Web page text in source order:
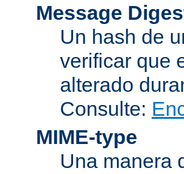
Message
Un hash de
verificar que
alterado
Consulte:
MIME-type
Una manera